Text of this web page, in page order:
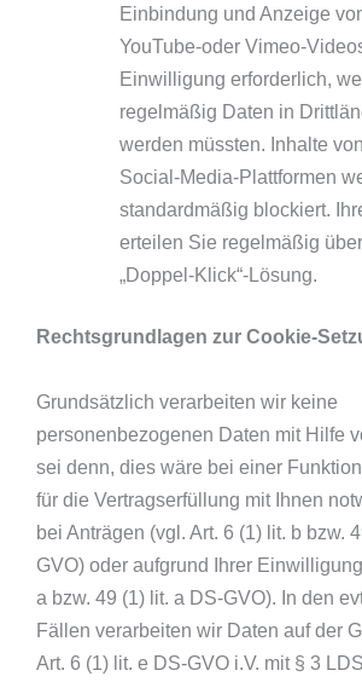
Einbindung und Anzeige
YouTube-oder Vimeo-
Einwilligung erforderlich,
regelmäßig Daten in
werden müssten. Inhalte
Social-Media-Plattformen
standardmäßig blockiert.
erteilen Sie regelmäßig
„Doppel-Klick“-Lösung.
Rechtsgrundlagen zur Cookie-
Grundsätzlich verarbeiten wir keine
personenbezogenen Daten mit Hilfe
sei denn, dies wäre bei einer
für die Vertragserfüllung mit Ihnen
bei Anträgen (vgl. Art. 6 (1) lit. b bzw.
GVO) oder aufgrund Ihrer
a bzw. 49 (1) lit. a DS-GVO). In den
Fällen verarbeiten wir Daten auf der
Art. 6 (1) lit. e DS-GVO i.V. mit § 3